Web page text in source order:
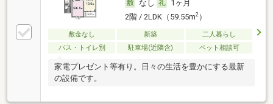
なし
1ヶ月
2階 / 2LDK（59.55m2）
敷金なし 新築
二人暮らし
バス・トイレ別
駐車場(近隣含) ペット相談可
家電プレゼント等有り。日々の生活を豊かにする最新
の設備です。